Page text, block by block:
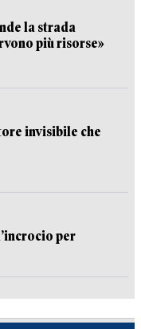
la strada
più risorse»
invisibile che
per